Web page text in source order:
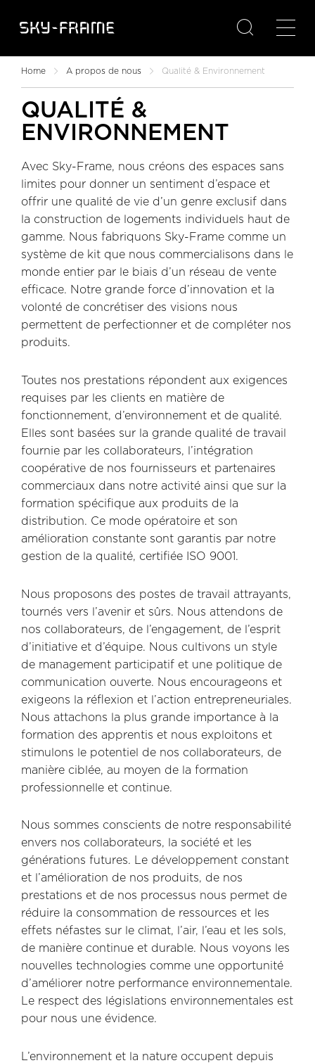

Home A propos de nous Qualité & Environnement
QUALITÉ &
ENVIRONNEMENT
Avec Sky-Frame, nous créons des espaces sans
limites pour donner un sentiment d’espace et
offrir une qualité de vie d’un genre exclusif dans
la construction de logements individuels haut de
gamme. Nous fabriquons Sky-Frame comme un
système de kit que nous commercialisons dans le
monde entier par le biais d’un réseau de vente
efficace. Notre grande force d’innovation et la
volonté de concrétiser des visions nous
permettent de perfectionner et de compléter nos
produits.
Toutes nos prestations répondent aux exigences
requises par les clients en matière de
fonctionnement, d’environnement et de qualité.
Elles sont basées sur la grande qualité de travail
fournie par les collaborateurs, l’intégration
coopérative de nos fournisseurs et partenaires
commerciaux dans notre activité ainsi que sur la
formation spécifique aux produits de la
distribution. Ce mode opératoire et son
amélioration constante sont garantis par notre
gestion de la qualité, certifiée ISO 9001.
Nous proposons des postes de travail attrayants,
tournés vers l’avenir et sûrs. Nous attendons de
nos collaborateurs, de l’engagement, de l’esprit
d’initiative et d’équipe. Nous cultivons un style
de management participatif et une politique de
communication ouverte. Nous encourageons et
exigeons la réflexion et l’action entrepreneuriales.
Nous attachons la plus grande importance à la
formation des apprentis et nous exploitons et
stimulons le potentiel de nos collaborateurs, de
manière ciblée, au moyen de la formation
professionnelle et continue.
Nous sommes conscients de notre responsabilité
envers nos collaborateurs, la société et les
générations futures. Le développement constant
et l’amélioration de nos produits, de nos
prestations et de nos processus nous permet de
réduire la consommation de ressources et les
effets néfastes sur le climat, l’air, l’eau et les sols,
de manière continue et durable. Nous voyons les
nouvelles technologies comme une opportunité
d’améliorer notre performance environnementale.
Le respect des législations environnementales est
pour nous une évidence.
L’environnement et la nature occupent depuis